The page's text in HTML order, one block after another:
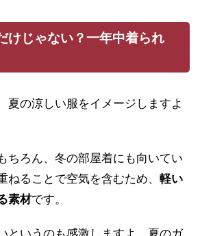
けじゃない？一年中着られ
夏の涼しい服をイメージしますよ
ちろん、冬の部屋着にも向いてい
ねることで空気を含むため、 軽い
素材です。
というのも感激しますよ。夏のガ